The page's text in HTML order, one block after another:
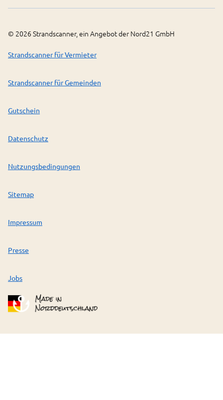
© 2026 Strandscanner, ein Angebot der Nord21 GmbH
Strandscanner für Vermieter
Strandscanner für Gemeinden
Gutschein
Datenschutz
Nutzungsbedingungen
Sitemap
Impressum
Presse
Jobs